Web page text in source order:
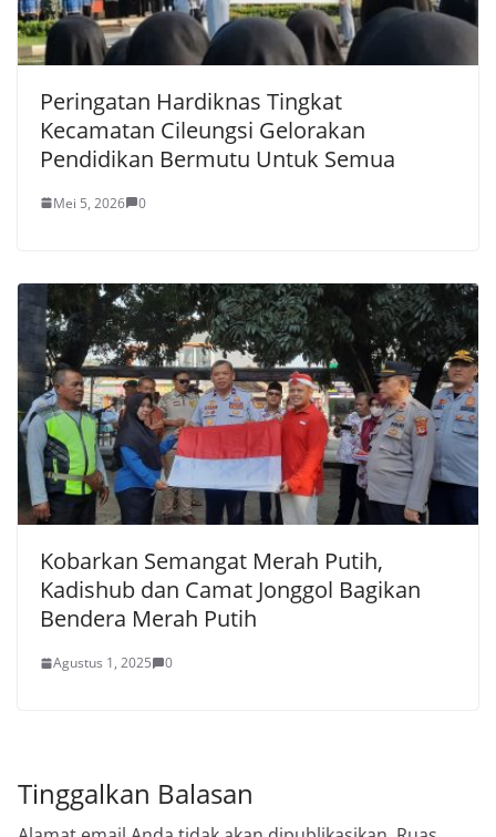
Peringatan Hardiknas Tingkat
Kecamatan Cileungsi Gelorakan
Pendidikan Bermutu Untuk Semua
Mei 5, 2026 0
Kobarkan Semangat Merah Putih,
Kadishub dan Camat Jonggol Bagikan
Bendera Merah Putih
Agustus 1, 2025 0
Tinggalkan Balasan